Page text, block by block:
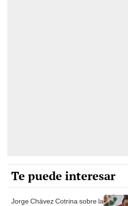
Te puede interesar
Jorge Chávez Cotrina sobre la